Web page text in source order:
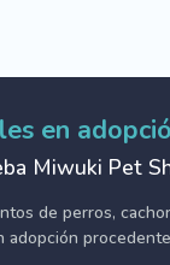
en
Miwuki Pet
de perros,
adopción